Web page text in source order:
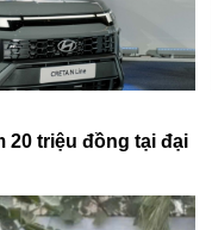
20 triệu đồng tại đại